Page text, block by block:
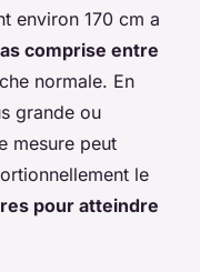
environ 170 cm a
comprise entre
normale. En
grande ou
mesure peut
le
pour atteindre